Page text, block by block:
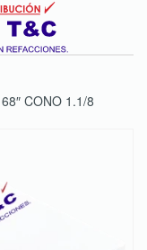
CONO 1.1/8